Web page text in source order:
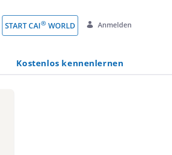
START CAI® WORLD Anmelden
Kostenlos kennenlernen